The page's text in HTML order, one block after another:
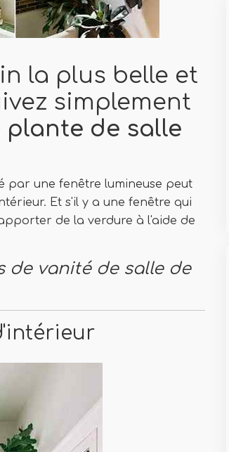
la plus belle et
simplement
plante de salle
par une fenêtre lumineuse peut
Et s'il y a une fenêtre qui
de la verdure à l'aide de
de vanité de salle de